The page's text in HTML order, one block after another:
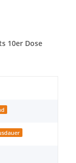
10er Dose